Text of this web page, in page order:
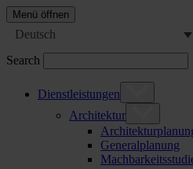
Menü öffnen
Deutsch
Search
Dienstleistungen
Architektur
Generalplanung